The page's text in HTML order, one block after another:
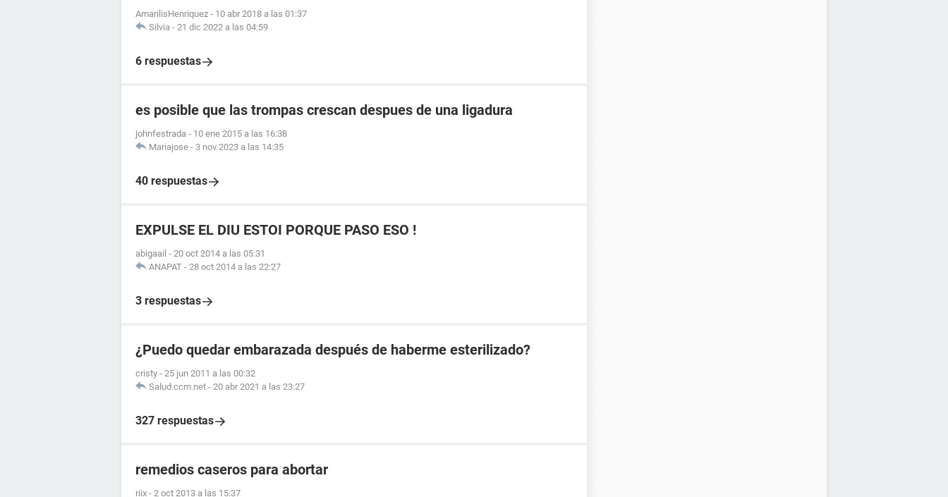
AmarilisHenriquez - 10 abr 2018 a las 01:37
Silvia - 21 dic 2022 a las 04:59
6 respuestas
es posible que las trompas crescan despues de una ligadura
johnfestrada - 10 ene 2015 a las 16:38
Mariajose - 3 nov 2023 a las 14:35
40 respuestas
EXPULSE EL DIU ESTOI PORQUE PASO ESO !
abigaail - 20 oct 2014 a las 05:31
ANAPAT - 28 oct 2014 a las 22:27
3 respuestas
¿Puedo quedar embarazada después de haberme esterilizado?
cristy - 25 jun 2011 a las 00:32
Salud.ccm.net - 20 abr 2021 a las 23:27
327 respuestas
remedios caseros para abortar
riix - 2 oct 2013 a las 15:37